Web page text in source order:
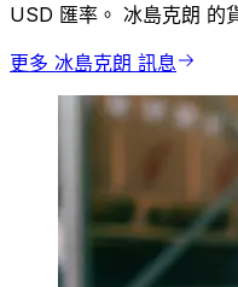
USD 匯率。 冰島克朗 的
更多 冰島克朗 訊息